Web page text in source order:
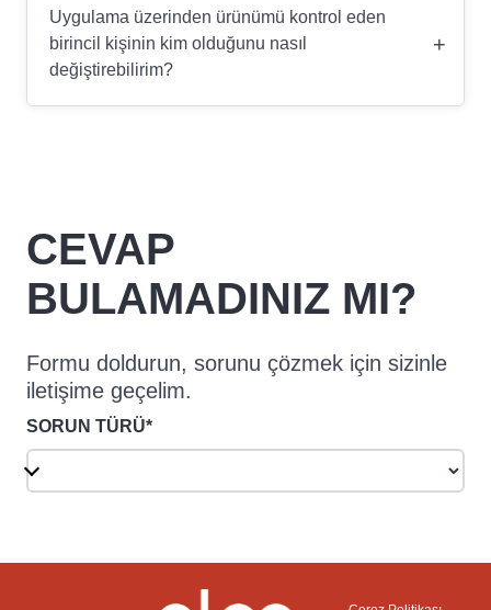
Uygulama üzerinden ürünümü kontrol eden
birincil kişinin kim olduğunu nasıl
değiştirebilirim?
+
CEVAP
BULAMADINIZ MI?
Formu doldurun, sorunu çözmek için sizinle
iletişime geçelim.
SORUN TÜRÜ*